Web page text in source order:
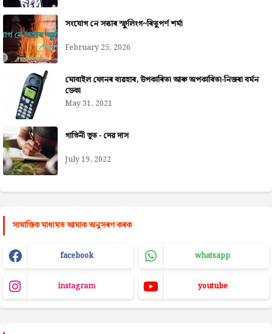
সংযোগ নে সত্তাৰ স্ফুলিংগ~ৰিতুপৰ্ণ শৰ্মা
February 25, 2026
মোবাইল ফোনৰ ব্যৱহাৰ, উপকাৰিতা আৰু অপকাৰিতা-নিজৰা বৰ্মন
ডেকা
May 31, 2021
গাভিনী ভূত - দেৱ দাস
July 19, 2022
সামাজিক মাধ্যমত আমাক অনুসৰণ কৰক
facebook whatsapp
instagram youtube